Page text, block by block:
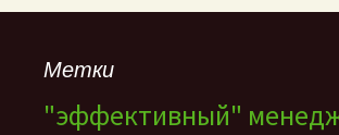
Метки
"эффективный"